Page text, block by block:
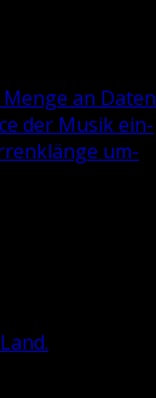
Menge an Daten
der Musik ein­
um­